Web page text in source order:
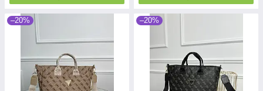
–20% –20%